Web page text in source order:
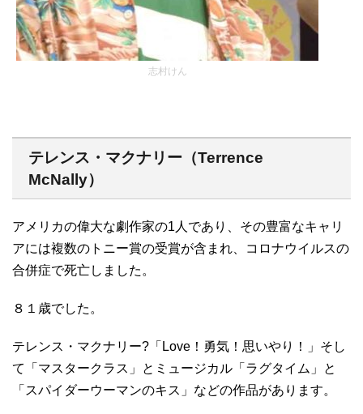
志村けん
テレンス・マクナリー（Terrence
McNally）
アメリカの偉大な劇作家の1人であり、その豊富なキャリ
アには複数のトニー賞の受賞が含まれ、コロナウイルスの
合併症で死亡しました。
８１歳でした。
テレンス・マクナリー?「Love！勇気！思いやり！」そし
て「マスタークラス」とミュージカル「ラグタイム」と
「スパイダーウーマンのキス」などの作品があります。